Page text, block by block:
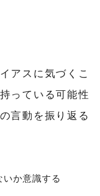
アスに気づくこ
っている可能性
言動を振り返る
か意識する